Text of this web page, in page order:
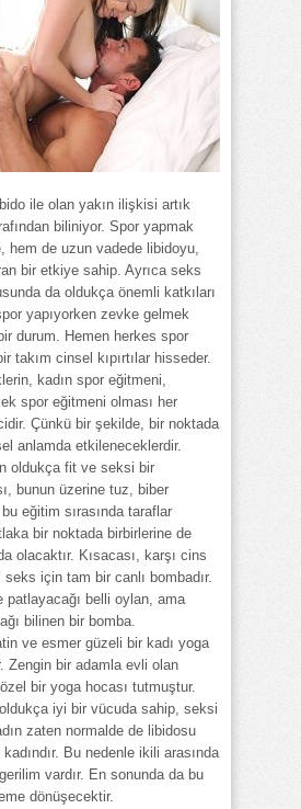
ile olan yakın ilişkisi artık
biliniyor. Spor yapmak
hem de uzun vadede libidoyu,
bir etkiye sahip. Ayrıca seks
da oldukça önemli katkıları
yapıyorken zevke gelmek
durum. Hemen herkes spor
takım cinsel kıpırtılar hisseder.
kadın spor eğitmeni,
spor eğitmeni olması her
Çünkü bir şekilde, bir noktada
anlamda etkileneceklerdir.
oldukça fit ve seksi bir
bunun üzerine tuz, biber
eğitim sırasında taraflar
bir noktada birbirlerine de
olacaktır. Kısacası, karşı cins
için tam bir canlı bombadır.
patlayacağı belli oylan, ama
bilinen bir bomba.
ve esmer güzeli bir kadı yoga
Zengin bir adamla evli olan
bir yoga hocası tutmuştur.
iyi bir vücuda sahip, seksi
zaten normalde de libidosu
Bu nedenle ikili arasında
vardır. En sonunda da bu
dönüşecektir.